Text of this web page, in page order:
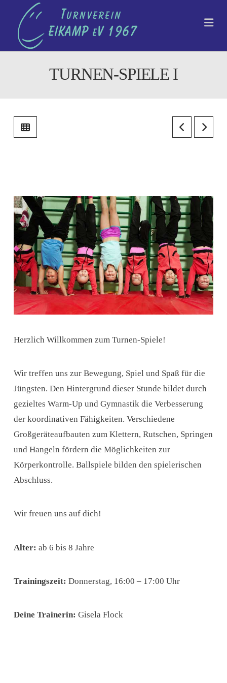
TV
EIKAMP
E.V.
1967
TURNEN-SPIELE I
Herzlich Willkommen zum Turnen-Spiele!
Wir treffen uns zur Bewegung, Spiel und Spaß für die
Jüngsten. Den Hintergrund dieser Stunde bildet durch
gezieltes Warm-Up und Gymnastik die Verbesserung
der koordinativen Fähigkeiten. Verschiedene
Großgeräteaufbauten zum Klettern, Rutschen, Springen
und Hangeln fördern die Möglichkeiten zur
Körperkontrolle. Ballspiele bilden den spielerischen
Abschluss.
Wir freuen uns auf dich!
Alter: ab 6 bis 8 Jahre
Trainingszeit: Donnerstag, 16:00 – 17:00 Uhr
Deine Trainerin: Gisela Flock